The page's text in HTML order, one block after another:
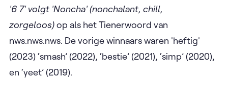
'6 7' volgt 'Noncha' (nonchalant, chill,
zorgeloos)op als het Tienerwoord van
nws.nws.nws. De vorige winnaars waren 'heftig'
(2023) ‘smash’ (2022), ‘bestie’ (2021), ‘simp’ (2020),
en ‘yeet’ (2019).